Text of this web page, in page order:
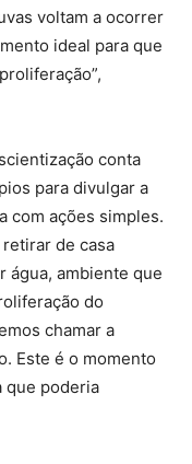
voltam a ocorrer
ideal para que
conta
para divulgar a
com ações simples.
de casa
água, ambiente que
do
chamar a
Este é o momento
que poderia